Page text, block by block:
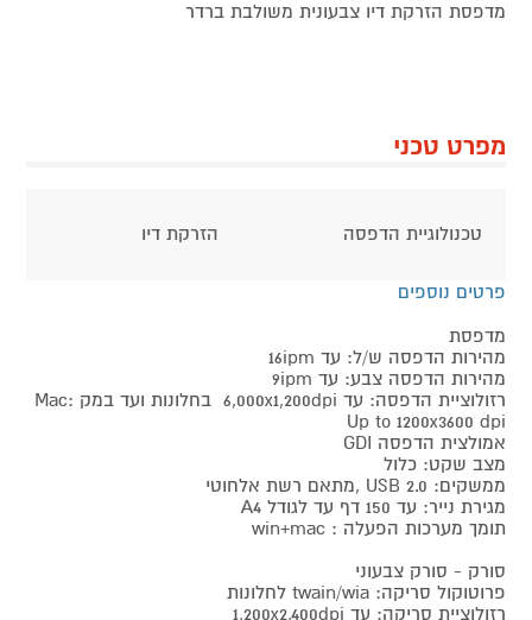
מדפסת הזרקת דיו צבעונית משולבת ברדר
מפרט טכני
טכנולוגיית הדפסה הזרקת דיו
פרטים נוספים
מדפסת
מהירות הדפסה ש/ל: עד 16ipm
מהירות הדפסה צבע: עד 9ipm
רזולוציית הדפסה: עד 6,000x1,200dpi בחלונות ועד במק Mac:
Up to 1200x3600 dpi
אמולצית הדפסה GDI
מצב שקט: כלול
ממשקים: USB 2.0 ,מתאם רשת אלחוטי
מגירת נייר: עד 150 דף עד לגודל A4
תומך מערכות הפעלה : win+mac
סורק - סורק צבעוני
פרוטוקול סריקה: twain/wia לחלונות
רזולוציית סריקה: עד 1,200x2,400dpi